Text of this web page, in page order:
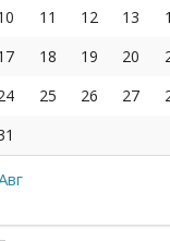
11 12 13
18 19 20
25 26 27